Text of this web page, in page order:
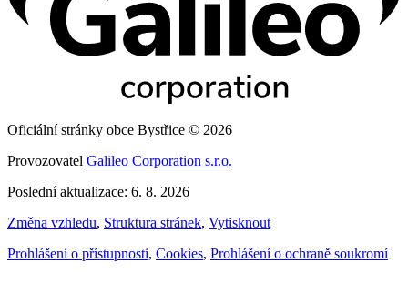
Oficiální stránky obce Bystřice © 2026
Provozovatel Galileo Corporation s.r.o.
Poslední aktualizace: 6. 8. 2026
Změna vzhledu, Struktura stránek, Vytisknout
Prohlášení o přístupnosti, Cookies, Prohlášení o ochraně soukromí